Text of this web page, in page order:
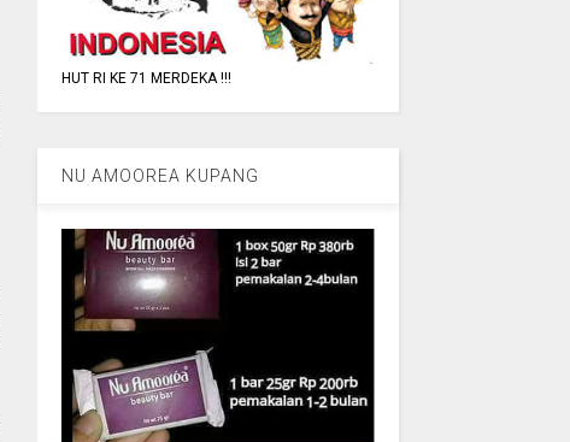
HUT RI KE 71 MERDEKA !!!
NU AMOOREA KUPANG